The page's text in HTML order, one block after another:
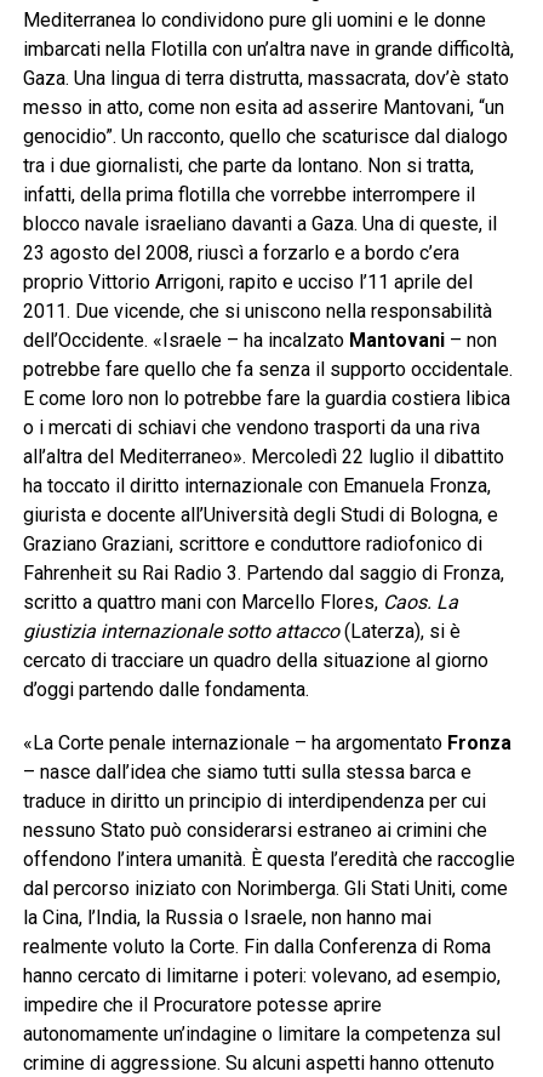
Mediterranea lo condividono pure gli uomini e le donne
imbarcati nella Flotilla con un’altra nave in grande difficoltà,
Gaza. Una lingua di terra distrutta, massacrata, dov’è stato
messo in atto, come non esita ad asserire Mantovani, “un
genocidio”. Un racconto, quello che scaturisce dal dialogo
tra i due giornalisti, che parte da lontano. Non si tratta,
infatti, della prima flotilla che vorrebbe interrompere il
blocco navale israeliano davanti a Gaza. Una di queste, il
23 agosto del 2008, riuscì a forzarlo e a bordo c’era
proprio Vittorio Arrigoni, rapito e ucciso l’11 aprile del
2011. Due vicende, che si uniscono nella responsabilità
dell’Occidente. «Israele – ha incalzato Mantovani– non
potrebbe fare quello che fa senza il supporto occidentale.
E come loro non lo potrebbe fare la guardia costiera libica
o i mercati di schiavi che vendono trasporti da una riva
all’altra del Mediterraneo». Mercoledì 22 luglio il dibattito
ha toccato il diritto internazionale con Emanuela Fronza,
giurista e docente all’Università degli Studi di Bologna, e
Graziano Graziani, scrittore e conduttore radiofonico di
Fahrenheit su Rai Radio 3. Partendo dal saggio di Fronza,
scritto a quattro mani con Marcello Flores, Caos. La
giustizia internazionale sotto attacco(Laterza), si è
cercato di tracciare un quadro della situazione al giorno
d’oggi partendo dalle fondamenta.
«La Corte penale internazionale – ha argomentato Fronza
– nasce dall’idea che siamo tutti sulla stessa barca e
traduce in diritto un principio di interdipendenza per cui
nessuno Stato può considerarsi estraneo ai crimini che
offendono l’intera umanità. È questa l’eredità che raccoglie
dal percorso iniziato con Norimberga. Gli Stati Uniti, come
la Cina, l’India, la Russia o Israele, non hanno mai
realmente voluto la Corte. Fin dalla Conferenza di Roma
hanno cercato di limitarne i poteri: volevano, ad esempio,
impedire che il Procuratore potesse aprire
autonomamente un’indagine o limitare la competenza sul
crimine di aggressione. Su alcuni aspetti hanno ottenuto